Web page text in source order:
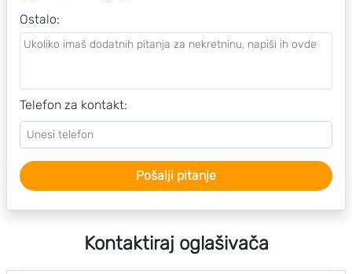
Ostalo:
Telefon za kontakt:
Pošalji pitanje
Kontaktiraj oglašivača